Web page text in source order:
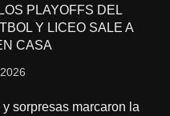
PLAYOFFS DEL
Y LICEO SALE A
CASA
sorpresas marcaron la